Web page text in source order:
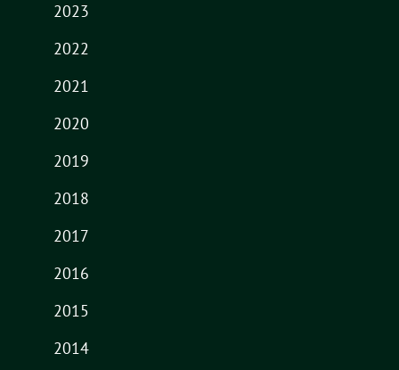
2023
2022
2021
2020
2019
2018
2017
2016
2015
2014